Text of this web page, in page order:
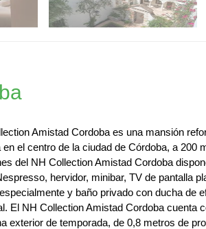
Amistad Cordoba es una mansión
en el centro de la ciudad de Córdoba, a 200
del NH Collection Amistad Cordoba
hervidor, minibar, TV de pantalla
y baño privado con ducha de
El NH Collection Amistad Cordoba cuenta
exterior de temporada, de 0,8 metros de